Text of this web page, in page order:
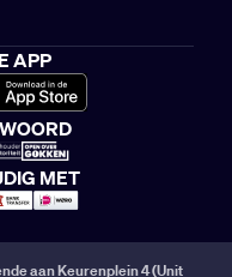
APP
MET
aan Keurenplein 4 (Unit